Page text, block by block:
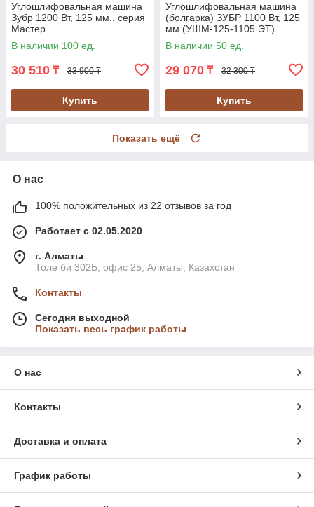
Углошлифовальная машина
Зубр 1200 Вт, 125 мм., серия
Мастер
В наличии 100 ед.
30 510 ₸ 33 900 ₸
Купить
Углошлифовальная машина
(болгарка) ЗУБР 1100 Вт, 125
мм (УШМ-125-1105 ЭТ)
В наличии 50 ед.
29 070 ₸ 32 300 ₸
Купить
Показать ещё
О нас
100% положительных из 22 отзывов за год
Работает с 02.05.2020
г. Алматы
Толе би 302Б, офис 25, Алматы, Казахстан
Контакты
Сегодня выходной
Показать весь график работы
О нас
Контакты
Доставка и оплата
График работы